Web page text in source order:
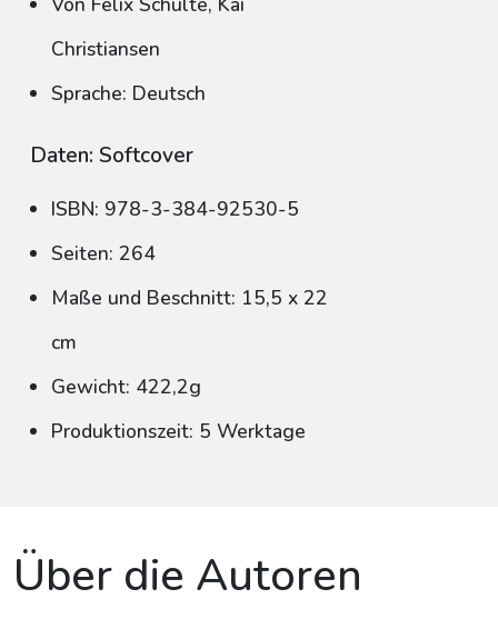
Christiansen
Sprache: Deutsch
Daten: Softcover
ISBN: 978-3-384-92530-5
Seiten: 264
Maße und Beschnitt: 15,5 x 22
cm
Gewicht: 422,2g
Produktionszeit: 5 Werktage
Über die Autoren